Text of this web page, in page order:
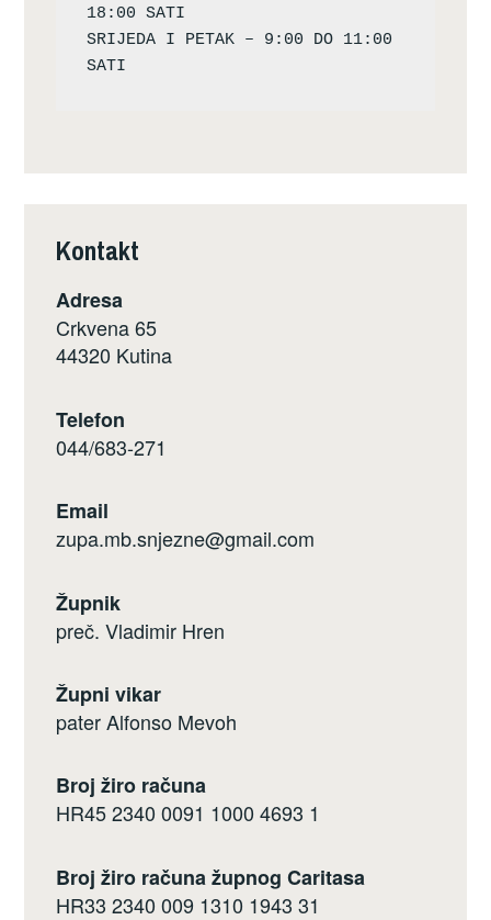
18:00 SATI
SRIJEDA I PETAK – 9:00 DO 11:00
Kontakt
Adresa
Crkvena 65
44320 Kutina
Telefon
044/683-271
Email
zupa.mb.snjezne@gmail.com
Župnik
preč. Vladimir Hren
Župni vikar
pater Alfonso Mevoh
Broj žiro računa
HR45 2340 0091 1000 4693 1
Broj žiro računa župnog Caritasa
HR33 2340 009 1310 1943 31